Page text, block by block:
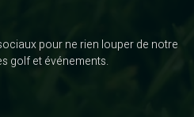
pour ne rien louper de notre
golf et événements.